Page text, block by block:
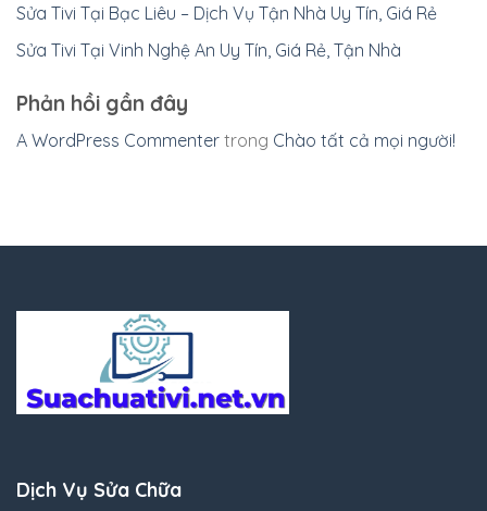
Sửa Tivi Tại Bạc Liêu – Dịch Vụ Tận Nhà Uy Tín, Giá Rẻ
Sửa Tivi Tại Vinh Nghệ An Uy Tín, Giá Rẻ, Tận Nhà
Phản hồi gần đây
A WordPress Commenter trong Chào tất cả mọi người!
Dịch Vụ Sửa Chữa